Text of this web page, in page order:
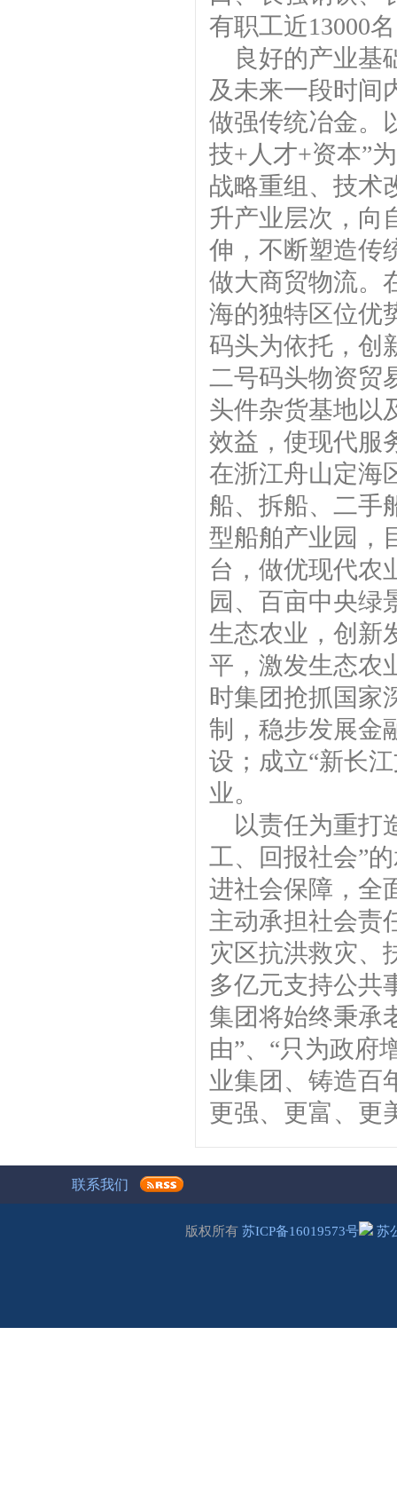
有职工近13000
良好的产业基
及未来一段时间
做强传统冶金。
技+人才+资本”
战略重组、技术
升产业层次，向
伸，不断塑造传
做大商贸物流。
海的独特区位优
码头为依托，创
二号码头物资贸
头件杂货基地以
效益，使现代服
在浙江舟山定海
船、拆船、二手
型船舶产业园，
台，做优现代农
园、百亩中央绿
生态农业，创新
平，激发生态农
时集团抢抓国家
制，稳步发展金
设；成立“新长
业。
以责任为重打
工、回报社会”
进社会保障，全
主动承担社会责
灾区抗洪救灾、
多亿元支持公共
集团将始终秉承
由”、“只为政府
业集团、铸造百
更强、更富、更
联系我们
版权所有 苏ICP备16019573号 苏